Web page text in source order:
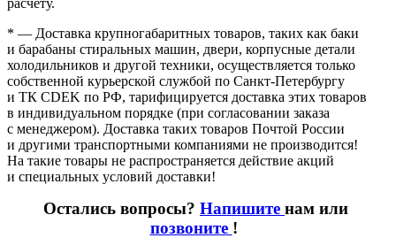
* — Доставка крупногабаритных товаров, таких как баки
и барабаны стиральных машин, двери, корпусные детали
холодильников и другой техники, осуществляется только
собственной курьерской службой по Санкт-Петербургу
и ТК CDEK по РФ, тарифицируется доставка этих товаров
в индивидуальном порядке (при согласовании заказа
с менеджером). Доставка таких товаров Почтой России
и другими транспортными компаниями не производится!
На такие товары не распространяется действие акций
и специальных условий доставки!
Остались вопросы? Напишите нам или
позвоните !